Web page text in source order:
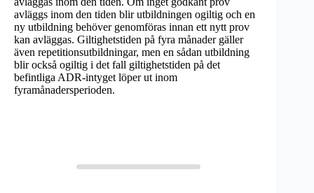
avläggs inom den tiden blir utbildningen ogiltig och en
ny utbildning behöver genomföras innan ett nytt prov
kan avläggas. Giltighetstiden på fyra månader gäller
även repetitionsutbildningar, men en sådan utbildning
blir också ogiltig i det fall giltighetstiden på det
befintliga ADR-intyget löper ut inom
fyramånadersperioden.